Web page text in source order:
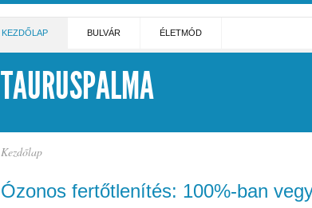
KEZDŐLAP BULVÁR ÉLETMÓD
TAURUSPALMA
Kezdőlap
Ózonos fertőtlenítés: 100%-ban